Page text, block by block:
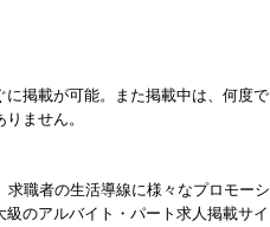
掲載が可能。また掲載中は、何度で
ません。
求職者の生活導線に様々なプロモーシ
のアルバイト・パート求人掲載サイ